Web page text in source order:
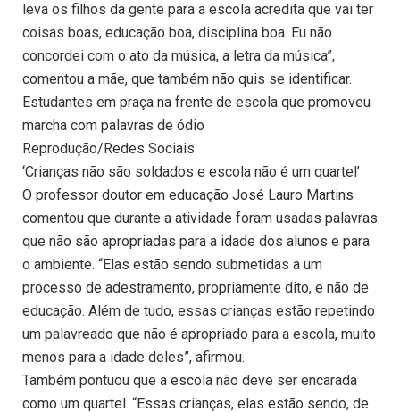
leva os filhos da gente para a escola acredita que vai ter
coisas boas, educação boa, disciplina boa. Eu não
concordei com o ato da música, a letra da música”,
comentou a mãe, que também não quis se identificar.
Estudantes em praça na frente de escola que promoveu
marcha com palavras de ódio
Reprodução/Redes Sociais
‘Crianças não são soldados e escola não é um quartel’
O professor doutor em educação José Lauro Martins
comentou que durante a atividade foram usadas palavras
que não são apropriadas para a idade dos alunos e para
o ambiente. “Elas estão sendo submetidas a um
processo de adestramento, propriamente dito, e não de
educação. Além de tudo, essas crianças estão repetindo
um palavreado que não é apropriado para a escola, muito
menos para a idade deles”, afirmou.
Também pontuou que a escola não deve ser encarada
como um quartel. “Essas crianças, elas estão sendo, de